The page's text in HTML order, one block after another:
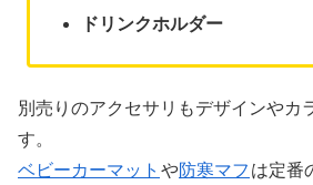
ドリンクホルダー
別売りのアクセサリもデザインやカ
す。
ベビーカーマット や防寒マフ は定番